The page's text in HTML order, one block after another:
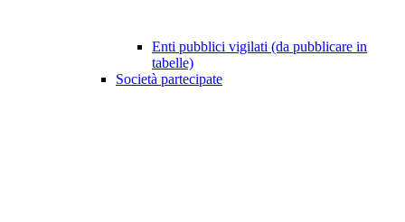
Enti pubblici vigilati (da pubblicare in
tabelle)
Società partecipate